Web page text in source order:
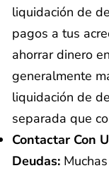
liquidación de
pagos a tus
ahorrar dinero
generalmente
liquidación de
separada que
Contactar Con
Deudas: